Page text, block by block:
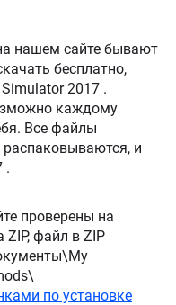
бесплатно,
2017 .
каждому
Все файлы
и
легко устанавливаются в ФС 17 .
проверены на
файл в ZIP
по установке